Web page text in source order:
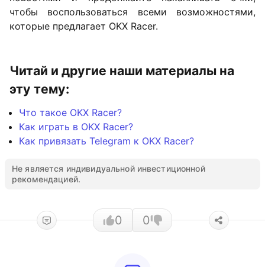
чтобы воспользоваться всеми возможностями,
которые предлагает OKX Racer.
Читай и другие наши материалы на
эту тему:
Что такое OKX Racer?
Как играть в OKX Racer?
Как привязать Telegram к OKX Racer?
Не является индивидуальной инвестиционной
рекомендацией.
0 0